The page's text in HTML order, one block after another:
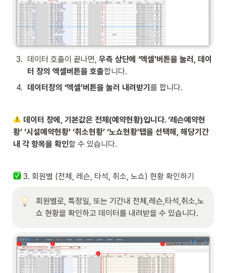
3. 데이터 호출이 끝나면, 우측 상단에 ‘엑셀’버튼을 눌러, 데이
터 창의 엑셀버튼을 호출합니다.
4. 데이터창의 ‘엑셀’버튼을 눌러 내려받기 를 합니다.
데이터 창에, 기본값은 전체(예약현황)입니다. ‘레슨예약현
황’ ‘시설예약현황’ ‘취소현황’ ‘노쇼현황’탭을 선택해, 해당기간
내 각 항목을 확인할 수 있습니다.
3. 회원별 (전체, 레슨, 타석, 취소, 노쇼) 현황 확인하기
회원별로, 특정일, 또는 기간내 전체,레슨,타석,취소,노
쇼 현황을 확인하고 데이터를 내려받을 수 있습니다.